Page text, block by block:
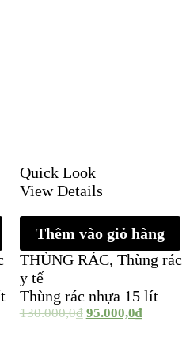
Quick Look
View Details
Thêm vào giỏ hàng
THÙNG RÁC, Thùng rác
y tế
Thùng rác nhựa 15 lít
130.000,0₫ 95.000,0₫